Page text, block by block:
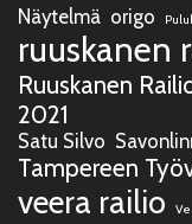
Näytelmä origo
ruuskanen
Ruuskanen
2021
Satu Silvo
Tampereen
veera railio